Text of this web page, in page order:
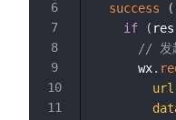
success
(
if
( res
// 发
      wx
.
url